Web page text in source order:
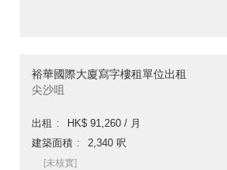
裕華國際大廈寫字樓租單位出租
尖沙咀
出租
HK$ 91,260 / 月
建築面積
2,340 呎
[未核實]